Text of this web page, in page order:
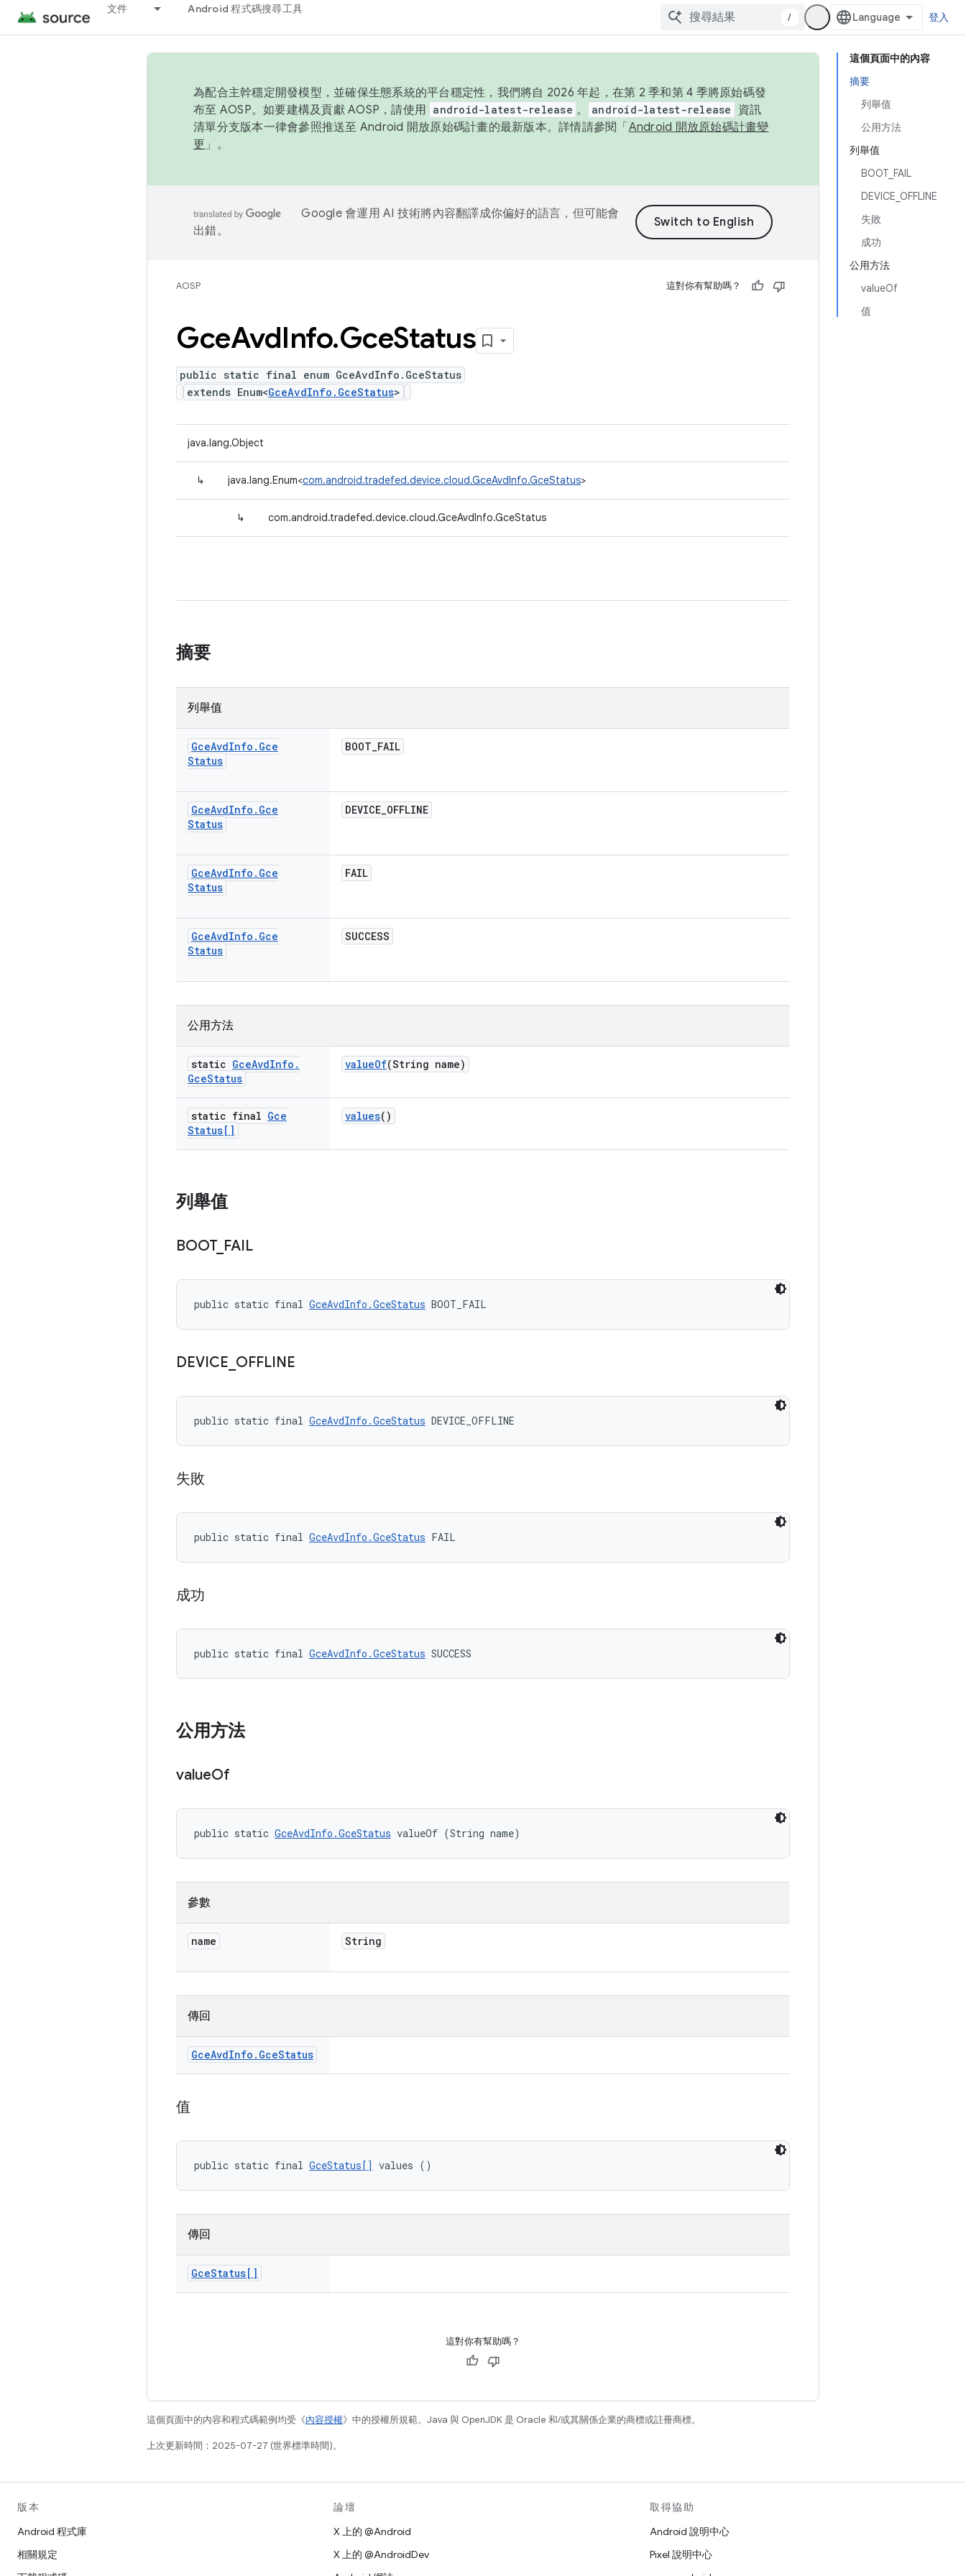
文件 Android 程式碼搜尋工具
/ 登入
這個頁面中的內容
摘要
列舉值
公用方法
列舉值
BOOT_FAIL
DEVICE_OFFLINE
失敗
成功
公用方法
valueOf
值
為配合主幹穩定開發模型，並確保生態系統的平台穩定性，我們將自 2026 年起，在第 2 季和第 4 季將原始碼發
布至 AOSP。如要建構及貢獻 AOSP，請使用 android-latest-release 。 android-latest-release
資訊
清單分支版本一律會參照推送至 Android 開放原始碼計畫的最新版本。詳情請參閱「 Android 開放原始碼計畫變
更 」。
Google 會運用 AI 技術將內容翻譯成你偏好的語言，但可能會
出錯。
AOSP 這對你有幫助嗎？
GceAvdInfo.GceStatus
public static final enum GceAvdInfo.GceStatus
extends Enum<GceAvdInfo.GceStatus>
java.lang.Object
↳ java.lang.Enum<com.android.tradefed.device.cloud.GceAvdInfo.GceStatus>
↳ com.android.tradefed.device.cloud.GceAvdInfo.GceStatus
摘要
列舉值
GceAvdInfo . Gce
Status
BOOT_FAIL
GceAvdInfo . Gce
Status
DEVICE_OFFLINE
GceAvdInfo . Gce
Status
FAIL
GceAvdInfo . Gce
Status
SUCCESS
公用方法
static GceAvdInfo .
GceStatus
valueOf(String name)
static final Gce
Status[]
values()
列舉值
BOOT_ FAIL
public static final GceAvdInfo.GceStatus BOOT_FAIL
DEVICE OFFLINE
public static final GceAvdInfo.GceStatus DEVICE_OFFLINE
失敗
public static final GceAvdInfo.GceStatus FAIL
成功
public static final GceAvdInfo.GceStatus SUCCESS
公用方法
valueOf
public static GceAvdInfo.GceStatus valueOf (String name)
參數
name String
傳回
GceAvdInfo . GceStatus
值
public static final GceStatus[] values ()
傳回
GceStatus[]
這對你有幫助嗎？
這個頁面中的內容和程式碼範例均受《內容授權》中的授權所規範。Java 與 OpenJDK 是 Oracle 和/或其關係企業的商標或註冊商標。
上次更新時間：2025-07-27 (世界標準時間)。
版本
Android 程式庫
相關規定
論壇
X 上的 @Android
X 上的 @AndroidDev
取得協助
Android 說明中心
Pixel 說明中心